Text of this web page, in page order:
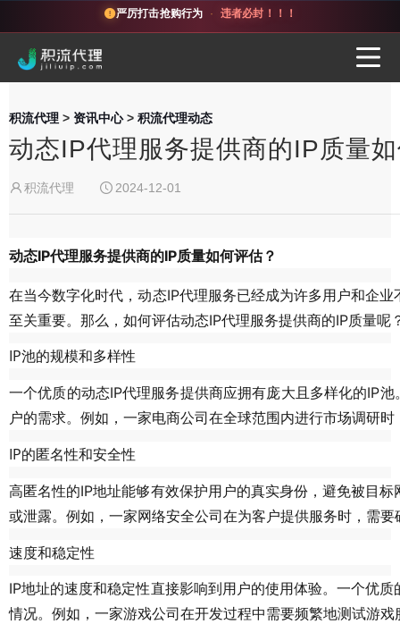
严厉打击抢购行为 · 违者必封！！！
积流代理 > 资讯中心> 积流代理动态
动态IP代理服务提供商的IP质量
积流代理 2024-12-01
动态IP代理服务提供商的IP质量如何评估？
在当今数字化时代，动态IP代理服务已经成为许多用户和企
至关重要。那么，如何评估动态IP代理服务提供商的IP质量呢
IP池的规模和多样性
一个优质的动态IP代理服务提供商应拥有庞大且多样化的IP
户的需求。例如，一家电商公司在全球范围内进行市场调研
IP的匿名性和安全性
高匿名性的IP地址能够有效保护用户的真实身份，避免被目
或泄露。例如，一家网络安全公司在为客户提供服务时，需
速度和稳定性
IP地址的速度和稳定性直接影响到用户的使用体验。一个优
情况。例如，一家游戏公司在开发过程中需要频繁地测试游